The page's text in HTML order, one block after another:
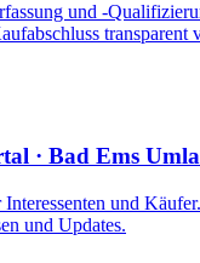
und -
transparent
· Bad Ems
und
und Updates.